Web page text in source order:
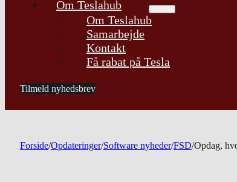
Om Teslahub
Om Teslahub
Samarbejde
Kontakt
Få rabat på Tesla
Tilmeld nyhedsbrev
Forside/Opdateringer/Software nyheder/FSD/Opdag,